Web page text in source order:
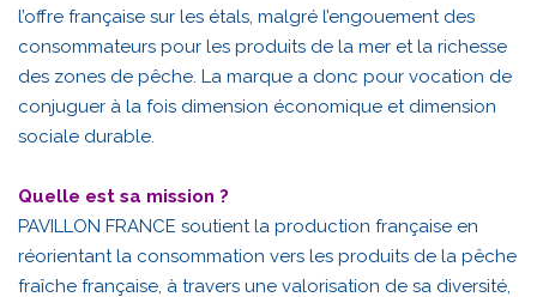
l’offre française sur les étals, malgré l’engouement des
consommateurs pour les produits de la mer et la richesse
des zones de pêche. La marque a donc pour vocation de
conjuguer à la fois dimension économique et dimension
sociale durable.
Quelle est sa mission ?
PAVILLON FRANCE soutient la production française en
réorientant la consommation vers les produits de la pêche
fraîche française, à travers une valorisation de sa diversité,